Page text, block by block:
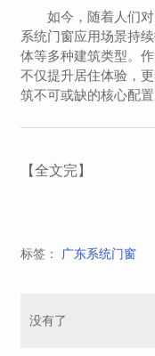
如今，随着人们
系统门窗应用场景持
体等多种建筑类型。
不仅提升居住体验，
筑不可或缺的核心配置
【全文完】
标签： 广东系统门窗
没有了